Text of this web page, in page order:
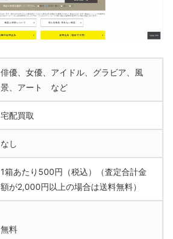
俳優、女優、アイドル、グラビア、風
景、アート など
宅配買取
なし
1箱あたり500円（税込）（査定合計金
額が2,000円以上の場合は送料無料）
無料